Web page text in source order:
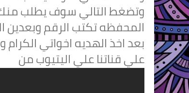
وتضغط التالي سوف يطلب
المحفظه تكتب الرقم
بعد اخذ الهديه اخواتي
علي قناتنا علي اليتيوب من